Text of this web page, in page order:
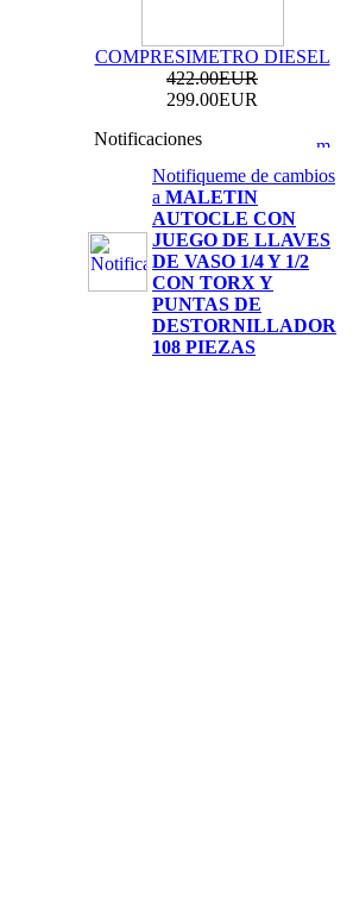
KIT DE CALADO
2.0L ECOBOOST
69.99EUR
---------
COMPRESIMETRO DIESEL
422.00EUR
299.00EUR
Notificaciones
Notifiqueme de cambios
a MALETIN
AUTOCLE CON
JUEGO DE LLAVES
DE VASO 1/4 Y 1/2
CON TORX Y
PUNTAS DE
DESTORNILLADOR
108 PIEZAS